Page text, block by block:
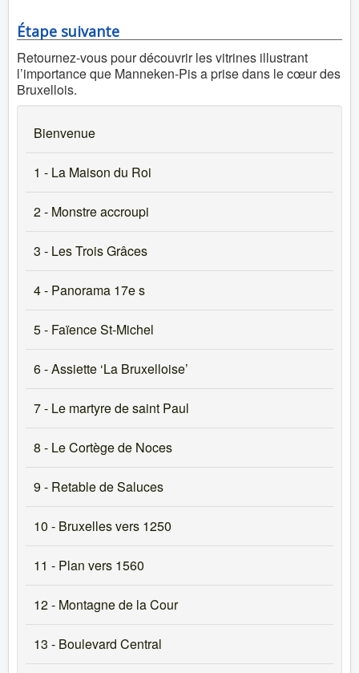
Étape suivante
Retournez-vous pour découvrir les vitrines illustrant
l’importance que Manneken-Pis a prise dans le cœur des
Bruxellois.
Bienvenue
1 - La Maison du Roi
2 - Monstre accroupi
3 - Les Trois Grâces
4 - Panorama 17e s
5 - Faïence St-Michel
6 - Assiette ‘La Bruxelloise’
7 - Le martyre de saint Paul
8 - Le Cortège de Noces
9 - Retable de Saluces
10 - Bruxelles vers 1250
11 - Plan vers 1560
12 - Montagne de la Cour
13 - Boulevard Central